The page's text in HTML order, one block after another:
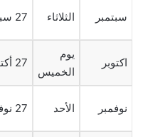
سبتمبر الثلاثاء 27 سبتمبر 2022م
اكتوبر
يوم
الخميس
27 أكتوبر 2022م
نوفمبر الأحد 27 نوفمبر 2022م